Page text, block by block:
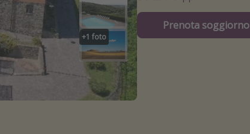
+1 foto
Prenota soggiorno